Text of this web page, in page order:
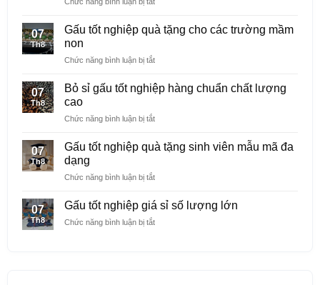
tốt
nghiệp
bằng
nghiệp
riêng
07
Th8
Gấu tốt nghiệp quà tặng cho các trường mầm
non
Chức năng bình luận bị tắtở
tốt
nghiệp
tặng
các
non
07
Th8
Bỏ sỉ gấu tốt nghiệp hàng chuẩn chất lượng
cao
Chức năng bình luận bị tắtở
sỉ
nghiệp
chuẩn
lượng
07
Th8
Gấu tốt nghiệp quà tặng sinh viên mẫu mã đa
dạng
Chức năng bình luận bị tắtở
tốt
quà
07
Th8
Gấu tốt nghiệp giá sỉ số lượng lớn
Chức năng bình luận bị tắtở